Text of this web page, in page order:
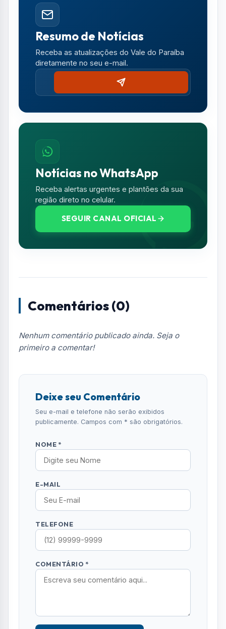
Notícias no WhatsApp
Receba alertas urgentes e plantões da sua
região direto no celular.
SEGUIR CANAL OFICIAL
Comentários (0)
Nenhum comentário publicado ainda. Seja o
Deixe seu Comentário
NOME *
COMENTÁRIO *
ENVIAR COMENTÁRIO
Mais Lidas
serão tema de evento gratuito em São
José dos Campos